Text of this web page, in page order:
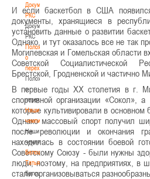
Документы
РКС
Документы
РКС
Положение
о
переходах
Положение
о
переходах
Наши
чемпионы
Наши
чемпионы
Белошапко
Татьяна
Белошапко
И если баскетбол в США
документы, хранящиеся в
установить данные о развитии
Однако, и тут оказалось все не так
Могилевская и Гомельская области
Советской Социалистической
Брестской, Гродненской и частично
В первые годы XX столетия в г.
спортивной организации «Сокол»,
которые культивировали в основном
Однако массовый спорт получил
после революции и окончания
находилась в состоянии боевой
Советскому Союзу - были нужны
люди, поэтому, на предприятиях, в
стали организовываться